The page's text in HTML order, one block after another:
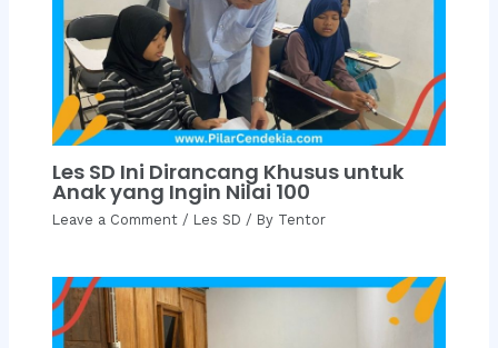
Les SD Ini Dirancang Khusus untuk
Anak yang Ingin Nilai 100
Leave a Comment / Les SD / By Tentor